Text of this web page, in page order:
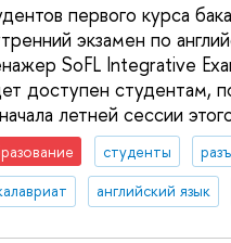
первого курса
экзамен по
SoFL Integrative
доступен студентам,
летней сессии
студенты
английский язык